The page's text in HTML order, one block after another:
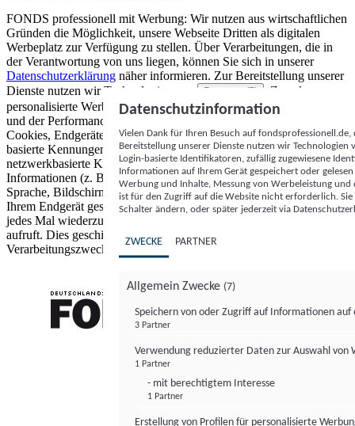
FONDS professionell mit Werbung: Wir nutzen aus wirtschaftlichen
Gründen die Möglichkeit, unsere Webseite Dritten als digitalen
Werbeplatz zur Verfügung zu stellen. Über Verarbeitungen, die in
der Verantwortung von uns liegen, können Sie sich in unserer
Datenschutzerklärung näher informieren. Zur Bereitstellung unserer
Dienste nutzen wir Technologien von
Partnern (5)
. Zwecke:
personalisierte Werbung und Inhalte, Messung von Werbeleistung
und der Performance von Inhalten sowie Zielgruppenforschung.
Cookies, Endgeräte- oder ähnliche Online-Kennungen (z. B. login-
basierte Kennungen, zufällig generierte Kennungen,
netzwerkbasierte Kennungen) können zusammen mit anderen
Informationen (z. B. Browsertyp und Browserinformationen,
Sprache, Bildschirmgröße, unterstützte Technologien usw.) auf
Ihrem Endgerät gespeichert oder von dort ausgelesen werden, um es
jedes Mal wiederzuerkennen, wenn es eine App oder einer Webseite
aufruft. Dies geschieht für einen oder mehrere der hier aufgeführten
Verarbeitungszwecke.
Datenschutzinformation
Vielen Dank für Ihren Besuch auf
Bereitstellung unserer Dienste nutzen wir Technologien
Login-basierte Identifikatoren, zufällig zugewiesene
Informationen auf Ihrem Gerät gespeichert oder
Werbung und Inhalte, Messung von Werbeleistung
ist für den Zugriff auf die Website nicht erforderlich.
Schalter ändern, oder später jederzeit via
ZWECKE PARTNER
Allgemein Zwecke (7)
Speichern von oder Zugriff auf Informationen auf
3 Partner
Verwendung reduzierter Daten zur Auswahl von
1 Partner
- mit berechtigtem Interesse
1 Partner
Erstellung von Profilen für personalisierte
FONDS professionell